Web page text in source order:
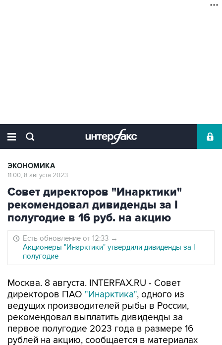
ЭКОНОМИКА
11:00, 8 августа 2023
Совет директоров "Инарктики"
рекомендовал дивиденды за I
полугодие в 16 руб. на акцию
Есть обновление от 12:33 →
Акционеры "Инарктики" утвердили дивиденды за I
полугодие
Москва. 8 августа. INTERFAX.RU - Совет
директоров ПАО "Инарктика", одного из
ведущих производителей рыбы в России,
рекомендовал выплатить дивиденды за
первое полугодие 2023 года в размере 16
рублей на акцию, сообщается в материалах